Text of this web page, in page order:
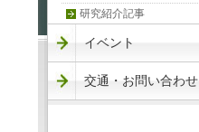
研究紹介記事
イベント
交通・お問い合わせ